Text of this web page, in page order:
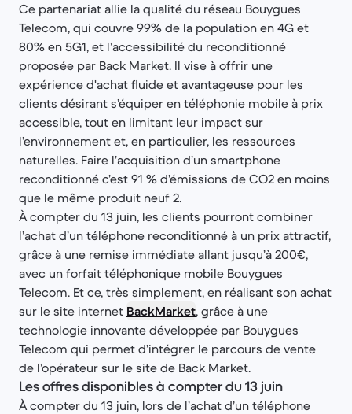
Ce partenariat allie la qualité du réseau Bouygues
Telecom, qui couvre 99% de la population en 4G et
80% en 5G1, et l’accessibilité du reconditionné
proposée par Back Market. Il vise à offrir une
expérience d'achat fluide et avantageuse pour les
clients désirant s’équiper en téléphonie mobile à prix
accessible, tout en limitant leur impact sur
l’environnement et, en particulier, les ressources
naturelles. Faire l’acquisition d’un smartphone
reconditionné c’est 91 % d’émissions de CO2 en moins
que le même produit neuf 2.
À compter du 13 juin, les clients pourront combiner
l’achat d’un téléphone reconditionné à un prix attractif,
grâce à une remise immédiate allant jusqu’à 200€,
avec un forfait téléphonique mobile Bouygues
Telecom. Et ce, très simplement, en réalisant son achat
sur le site internet BackMarket, grâce à une
technologie innovante développée par Bouygues
Telecom qui permet d’intégrer le parcours de vente
de l’opérateur sur le site de Back Market.
Les offres disponibles à compter du 13 juin
À compter du 13 juin, lors de l’achat d’un téléphone